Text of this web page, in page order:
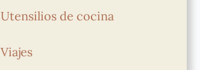
Utensilios de cocina
Viajes